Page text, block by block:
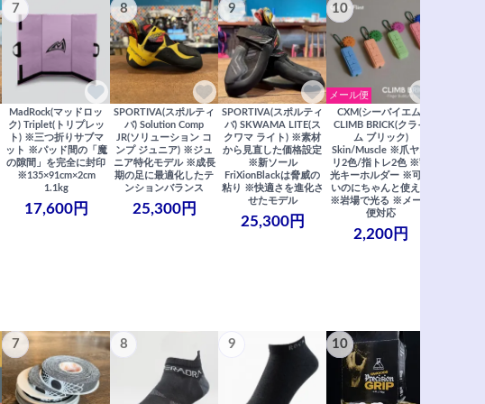
7
MadRock(マッドロッ
ク) Triplet(トリプレッ
ト) ※三つ折りサブマ
ット ※パッド間の「魔
の隙間」を完全に封印
※135×91cm×2cm
1.1kg
17,600円
8
SPORTIVA(スポルティ
バ) Solution Comp
JR(ソリューション コ
ンプ ジュニア) ※ジュ
ニア特化モデル ※成長
期の足に最適化したテ
ンションバランス
25,300円
9
SPORTIVA(スポルティ
バ) SKWAMA LITE(ス
クワマ ライト) ※素材
から見直した価格設定
※新ソール
FriXionBlackは脅威の
粘り ※快適さを進化さ
せたモデル
25,300円
10
メール便
CXM(シーバイエム)
CLIMB BRICK(クライ
ム ブリック)
Skin/Muscle ※爪ヤス
リ2色/指トレ2色 ※蓄
光キーホルダー ※可愛
いのにちゃんと使える
※岩場で光る ※メール
便対応
2,200円
7 8 9 10